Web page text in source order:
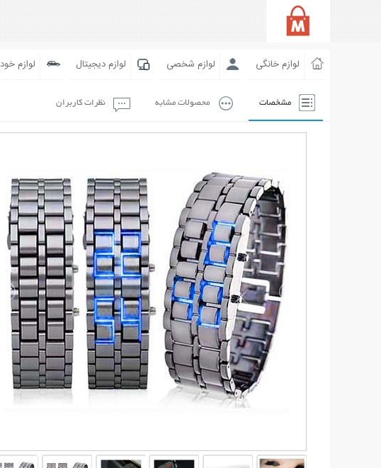
لوازم خانگی لوازم شخصی لوازم دیجیتال لوازم
مشخصات محصولات مشابه نظرات کاربران